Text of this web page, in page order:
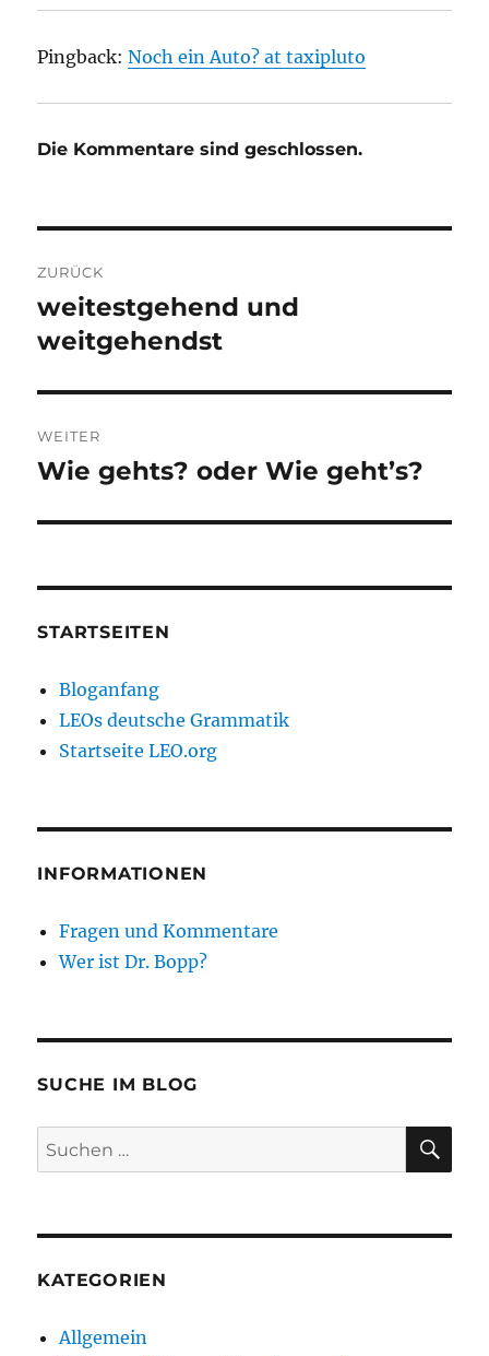
Pingback:Noch ein Auto? at taxipluto
Die Kommentare sind geschlossen.
ZURÜCK
Vorheriger
Beitrag:
weitestgehend und
weitgehendst
WEITER
Nächster
Wie gehts? oder Wie geht’s?
STARTSEITEN
Bloganfang
LEOs deutsche Grammatik
Startseite LEO.org
INFORMATIONEN
Fragen und Kommentare
Wer ist Dr. Bopp?
SUCHE IM BLOG
Suchen
nach:
KATEGORIEN
Allgemein